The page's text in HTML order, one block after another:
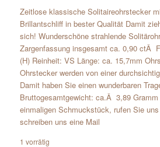
Zeitlose klassische Solitaireohrstecker
Brillantschliff in bester Qualität Damit
sich! Wunderschöne strahlende
Zargenfassung insgesamt ca. 0,90 ctÂ
(H) Reinheit: VS Länge: ca. 15,7mm
Ohrstecker werden von einer
Damit haben Sie einen wunderbaren
Bruttogesamtgewicht: ca.Â 3,89
einmaligen Schmuckstück, rufen Sie
schreiben uns eine Mail
1 vorrätig